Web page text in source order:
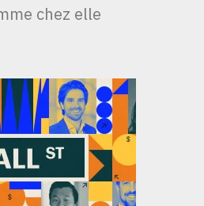
chez elle